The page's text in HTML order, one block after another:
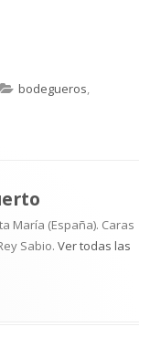
Categorías
bodegueros,
María (España). Caras
Sabio. Ver todas las